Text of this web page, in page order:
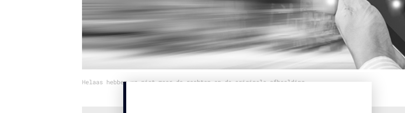
Helaas hebben we niet meer de rechten op de originele afbeelding